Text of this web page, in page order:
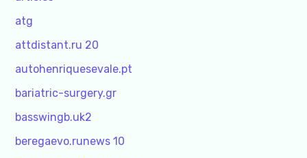
atg
attdistant.ru 20
autohenriquesevale.pt
bariatric-surgery.gr
basswingb.uk2
beregaevo.runews 10